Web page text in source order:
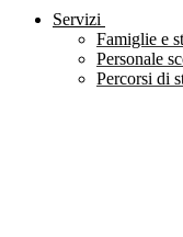
Servizi
Famiglie e
Personale
Percorsi di